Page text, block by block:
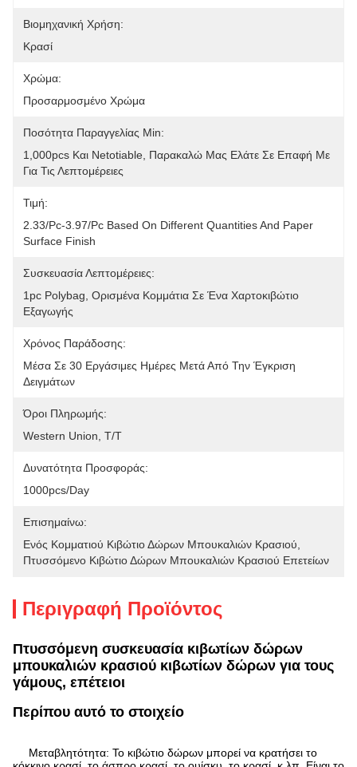
Βιομηχανική Χρήση:
Κρασί
Χρώμα:
Προσαρμοσμένο Χρώμα
Ποσότητα Παραγγελίας Min:
1,000pcs Και Netotiable, Παρακαλώ Μας Ελάτε Σε Επαφή Με
Για Τις Λεπτομέρειες
Τιμή:
2.33/pc-3.97/pc Based On Different Quantities And Paper
Surface Finish
Συσκευασία Λεπτομέρειες:
1pc Polybag, Ορισμένα Κομμάτια Σε Ένα Χαρτοκιβώτιο
Εξαγωγής
Χρόνος Παράδοσης:
Μέσα Σε 30 Εργάσιμες Ημέρες Μετά Από Την Έγκριση
Δειγμάτων
Όροι Πληρωμής:
Western Union, T/T
Δυνατότητα Προσφοράς:
1000pcs/day
Επισημαίνω:
Ενός Κομματιού Κιβώτιο Δώρων Μπουκαλιών Κρασιού
Πτυσσόμενο Κιβώτιο Δώρων Μπουκαλιών Κρασιού Επετείων
Περιγραφή Προϊόντος
Πτυσσόμενη συσκευασία κιβωτίων δώρων
μπουκαλιών κρασιού κιβωτίων δώρων για τους
γάμους, επέτειοι
Περίπου αυτό το στοιχείο
Μεταβλητότητα: Το κιβώτιο δώρων μπορεί να κρατήσει το